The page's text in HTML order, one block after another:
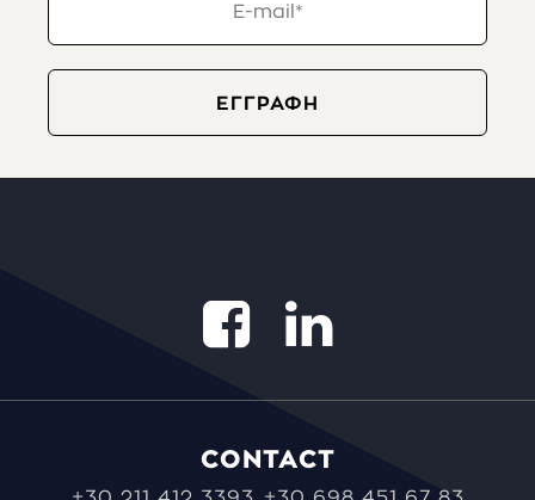
CONTACT